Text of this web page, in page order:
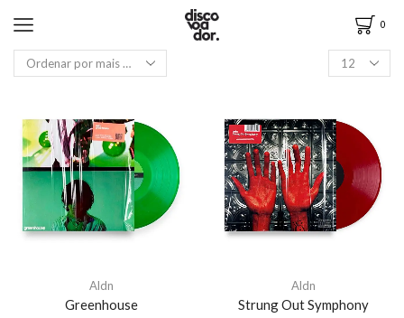
0
Aldn
Greenhouse
Aldn
Strung Out Symphony